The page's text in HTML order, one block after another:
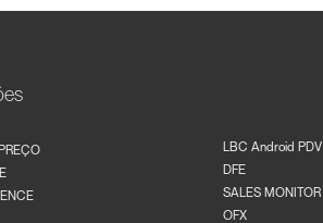
LBC Android PDV
DFE
SALES MONITOR
OFX